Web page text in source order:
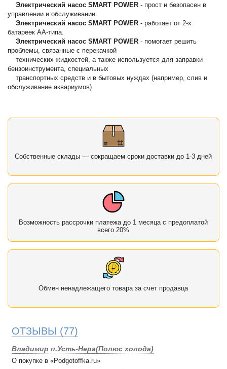
Электрический насос SMART POWER - прост и безопасен в
управлении и обслуживании.
Электрический насос SMART POWER- работает от 2-х
батареек АА-типа.
Электрический насос SMART POWER - помогает решить
проблемы, связанные с перекачкой
технических жидкостей, а также используется для заправки
бензоинструмента, специальных
транспортных средств и в бытовых нуждах (например, слив и
обслуживание аквариумов).
Собственные склады — сокращаем сроки доставки до 1-3 дней
Возможность рассрочки платежа до 1 месяца с предоплатой
всего 20%
Обмен ненадлежащего товара за счет продавца
ОТЗЫВЫ (77)
Владимир п.Усть-Нера(Полюс холода)
О покупке в «Podgotoffka.ru»